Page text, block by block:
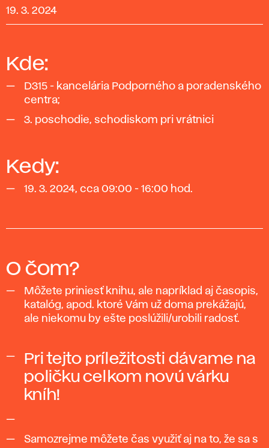
19. 3. 2024
Kde:
D315 - kancelária Podporného a poradenského
centra;
3. poschodie, schodiskom pri vrátnici
Kedy:
19. 3. 2024, cca 09:00 - 16:00 hod.
O čom?
Môžete priniesť knihu, ale napríklad aj časopis,
katalóg, apod. ktoré Vám už doma prekážajú,
ale niekomu by ešte poslúžili/urobili radosť.
Pri tejto príležitosti dávame na
poličku celkom novú várku
kníh!
Samozrejme môžete čas využiť aj na to, že sa s